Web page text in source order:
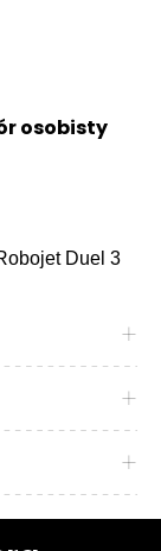
osobisty
Duel 3
+
+
+